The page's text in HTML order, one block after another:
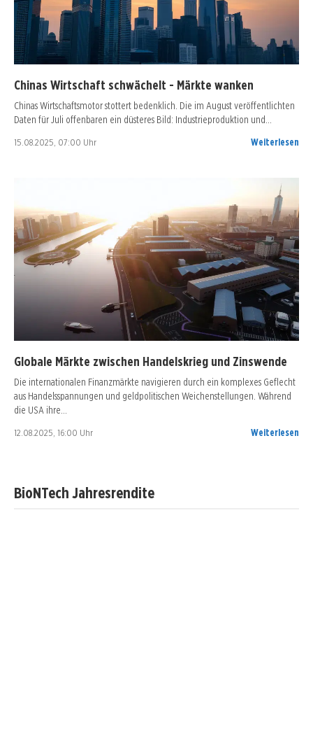
Chinas Wirtschaft schwächelt - Märkte wanken
Chinas Wirtschaftsmotor stottert bedenklich. Die im August veröffentlichten
Daten für Juli offenbaren ein düsteres Bild: Industrieproduktion und…
15.08.2025, 07:00 Uhr Weiterlesen
Globale Märkte zwischen Handelskrieg und Zinswende
Die internationalen Finanzmärkte navigieren durch ein komplexes Geflecht
aus Handelsspannungen und geldpolitischen Weichenstellungen. Während
die USA ihre…
12.08.2025, 16:00 Uhr Weiterlesen
BioNTech Jahresrendite